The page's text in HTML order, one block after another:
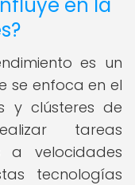
es un
se enfoca en el
y clústeres de
tareas
a velocidades
tecnologías